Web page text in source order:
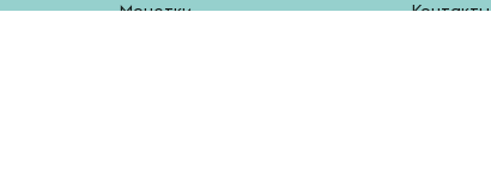
Монетки
Контакты